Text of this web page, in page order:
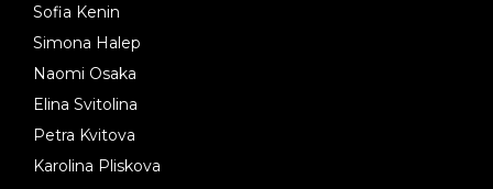
Sofia Kenin
Simona Halep
Naomi Osaka
Elina Svitolina
Petra Kvitova
Karolina Pliskova